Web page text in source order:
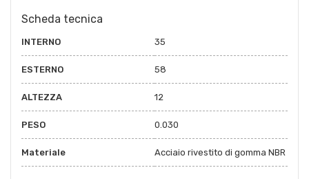
Scheda tecnica
INTERNO 35
ESTERNO 58
ALTEZZA 12
PESO 0.030
Materiale Acciaio rivestito di gomma NBR